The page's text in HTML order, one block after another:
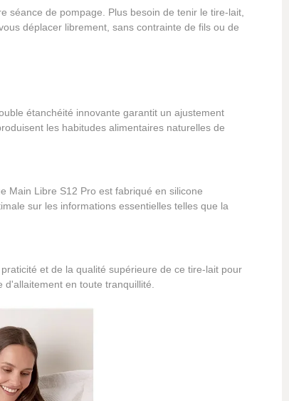
séance de pompage. Plus besoin de tenir le tire-lait,
déplacer librement, sans contrainte de fils ou de
étanchéité innovante garantit un ajustement
les habitudes alimentaires naturelles de
Main Libre S12 Pro est fabriqué en silicone
sur les informations essentielles telles que la
et de la qualité supérieure de ce tire-lait pour
en toute tranquillité.